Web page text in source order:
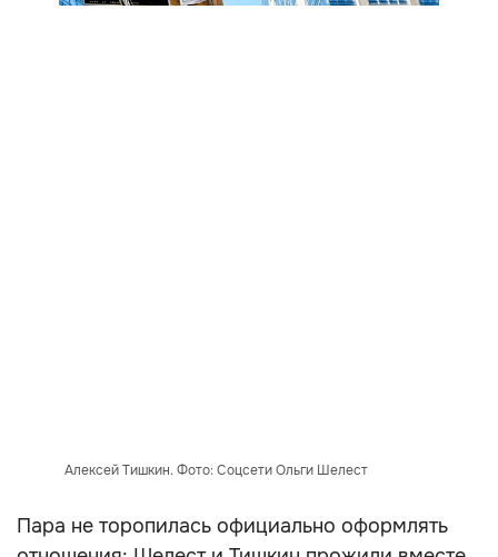
Алексей Тишкин. Фото: Соцсети Ольги Шелест
Пара не торопилась официально оформлять